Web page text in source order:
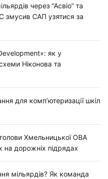
через “Асвіо” та
змусив САП узятися за
як у
Ніконова та
для комп’ютеризації шкіл
Хмельницької ОВА
на дорожніх підрядах
мільярдів? Як команда